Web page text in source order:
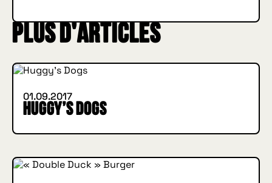
Plus d'articles
01.09.2017
Huggy’s Dogs
IN BURGER WE TRUST